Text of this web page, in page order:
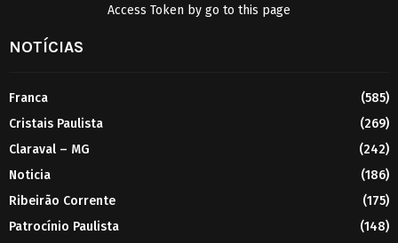
Access Token by go to this page
NOTÍCIAS
Franca
(585)
Cristais Paulista
(269)
Claraval – MG
(242)
Noticia
(186)
Ribeirão Corrente
(175)
Patrocínio Paulista
(148)